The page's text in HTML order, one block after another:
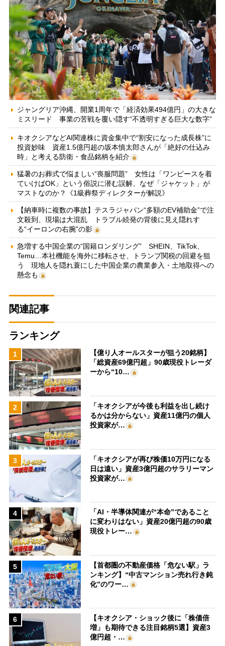
ジャングリア沖縄、開業1周年で「経済効果494億円」の大きな
ミスリード 事業の苦戦を覆い隠す“不透明すぎる巨大な数字”
キオクシアなどAI関連株に資金集中で“割安になった成長株”に
投資妙味 資産1.5億円超の坂本慎太郎さんが「絶好の仕込み
時」と考える防衛・食品銘柄を紹介
猛暑のお葬式で悩ましい“喪服問題” 女性は「ワンピースを着
ていけばOK」という俗説に潜む誤解、なぜ「ジャケット」が
マストなのか？《1級葬祭ディレクターが解説》
【納車時に複数の事故】テスラジャパン“多額のEV補助金”で注
文殺到、現場は大混乱 トラブル続発の背後に見え隠れす
る“イーロンの右腕”の影
急増する中国企業の“国籍ロンダリング” SHEIN、TikTok、
Temu…本社機能を海外に移転させ、トランプ関税の回避を狙
う 現地人を隠れ蓑にした中国企業の農業参入・土地取得への
懸念も
関連記事
ランキング
1
【億り人オールスターが狙う20銘柄】
「総資産69億円超」90歳現役トレーダ
ーから“10…
2
「キオクシアが今後も利益を出し続け
るかは分からない」資産11億円の個人
投資家が…
3
「キオクシアが再び株価10万円になる
日は遠い」資産3億円超のサラリーマン
投資家が…
4
「AI・半導体関連が“本命”であること
に変わりはない」資産20億円超の90歳
現役トレー…
5
【首都圏の不動産価格「危ない駅」ラ
ンキング】“中古マンション売れ行き鈍
化”のワー…
6
【キオクシア・ショック後に「株価倍
増」も期待できる注目銘柄5選】資産3
億円超・…